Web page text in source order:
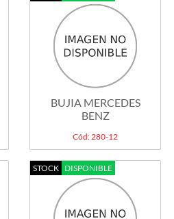
BUJIA MERCEDES
BENZ
Cód: 280-12
STOCK DISPONIBLE